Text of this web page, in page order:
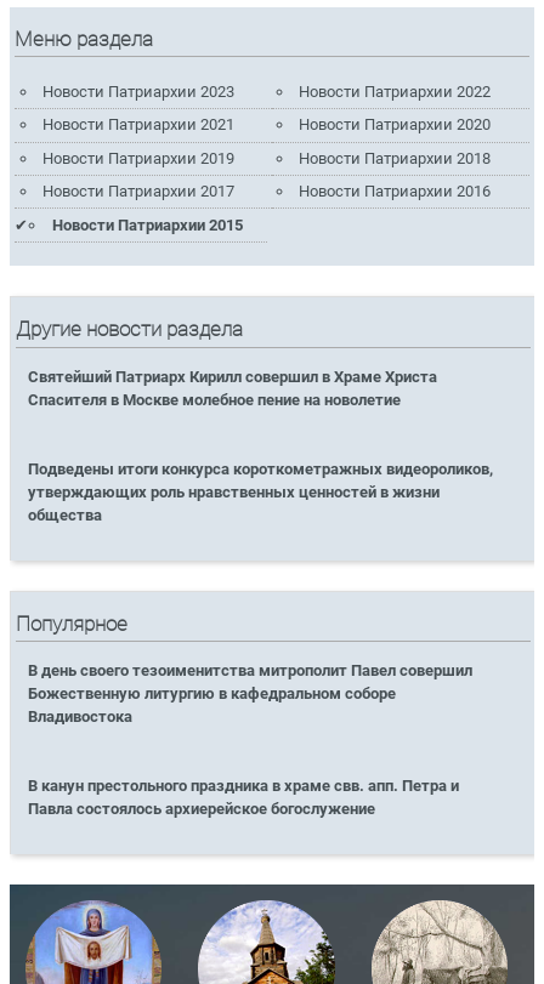
Меню раздела
Новости Патриархии 2023
Новости Патриархии 2022
Новости Патриархии 2021
Новости Патриархии 2020
Новости Патриархии 2019
Новости Патриархии 2018
Новости Патриархии 2017
Новости Патриархии 2016
Новости Патриархии 2015
Другие новости раздела
Святейший Патриарх Кирилл совершил в Храме Христа
Спасителя в Москве молебное пение на новолетие
Подведены итоги конкурса короткометражных видеороликов,
утверждающих роль нравственных ценностей в жизни
общества
Популярное
В день своего тезоименитства митрополит Павел совершил
Божественную литургию в кафедральном соборе
Владивостока
В канун престольного праздника в храме свв. апп. Петра и
Павла состоялось архиерейское богослужение